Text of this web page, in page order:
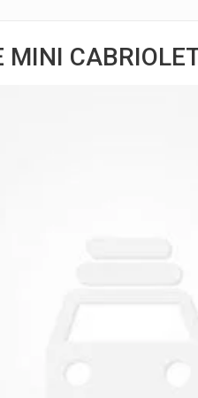
MINI